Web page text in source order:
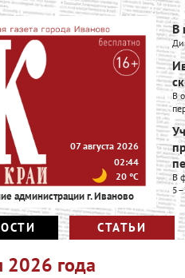
администрации г. Иваново
07 августа 2026
02:44
20°C
В
В
В
СТАТЬИ
года